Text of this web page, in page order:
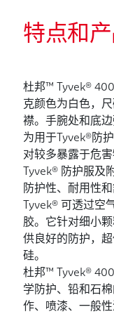
特点和
杜邦™ Tyvek®
克颜色为白色，
襟。手腕处和底边
为用于Tyvek®防
对较多暴露于危
Tyvek® 防护服及
防护性、耐用性
Tyvek® 可透过空
胶。它针对细小
供良好的防护，
硅。
杜邦™ Tyvek®
学防护、铅和石
作、喷漆、一般性